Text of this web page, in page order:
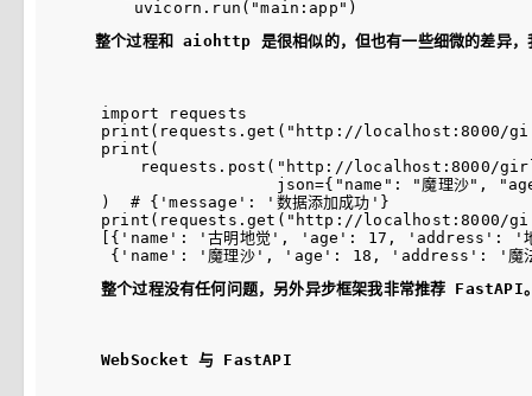
整个过程和 aiohttp 是很相似的，但也有一些细微的差异，
import requests
print(requests.get("http://
print(
requests.post("http://localhost:8000/
json={"name": "魔理沙",
)  # {'message': '数据添加成功'}
print(requests.get("http://localhost:8000/
[{'name': '古明地觉', 'age': 17, 'address': '
整个过程没有任何问题，另外异步框架我非常推荐 FastAPI
WebSocket 与 FastAPI